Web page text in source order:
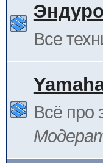
Все
Всё про